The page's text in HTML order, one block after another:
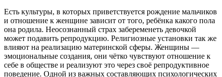
Есть культуры, в которых приветствуется рождение мальчиков
и отношение к женщине зависит от того, ребёнка какого пола
она родила. Неосознанный страх забеременеть девочкой
может подавить репродукцию. Религиозные установки так же
влияют на реализацию материнской сферы. Женщины —
эмоциональные создания, они чётко чувствуют отношение к
себе в обществе и реализуют это через своё репродуктивное
поведение. Одной из важных составляющих психологических